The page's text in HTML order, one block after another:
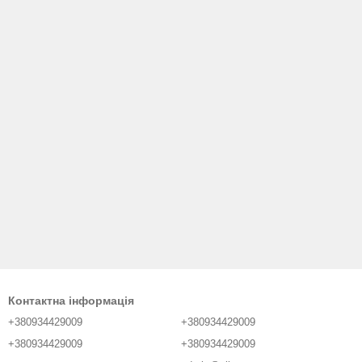
Контактна інформація
+380934429009
+380934429009
+380934429009
+380934429009